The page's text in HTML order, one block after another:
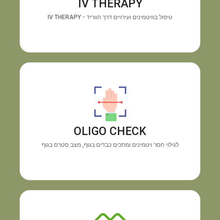
IV THERAPY
טיפול בוויטמינים ועירויים דרך הווריד - IV THERAPY
האנרגיה ושיפור החיוניות תוך זמן קצר.
OLIGO CHECK
לגילוי חסר ויטמינים ומתכים כבדים בגוף, מצב סטרס בגוף
בדיקה טכנולוגית מיידית דרך כף היד.
חוסרים בוויטמינים ומינרלים והצטברות מתכות רעילות,
ללא צורך בבדיקת דם.